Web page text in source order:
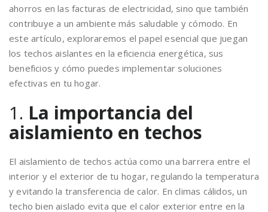
ahorros en las facturas de electricidad, sino que también
contribuye a un ambiente más saludable y cómodo. En
este artículo, exploraremos el papel esencial que juegan
los techos aislantes en la eficiencia energética, sus
beneficios y cómo puedes implementar soluciones
efectivas en tu hogar.
1. La importancia del
aislamiento en techos
El aislamiento de techos actúa como una barrera entre el
interior y el exterior de tu hogar, regulando la temperatura
y evitando la transferencia de calor. En climas cálidos, un
techo bien aislado evita que el calor exterior entre en la